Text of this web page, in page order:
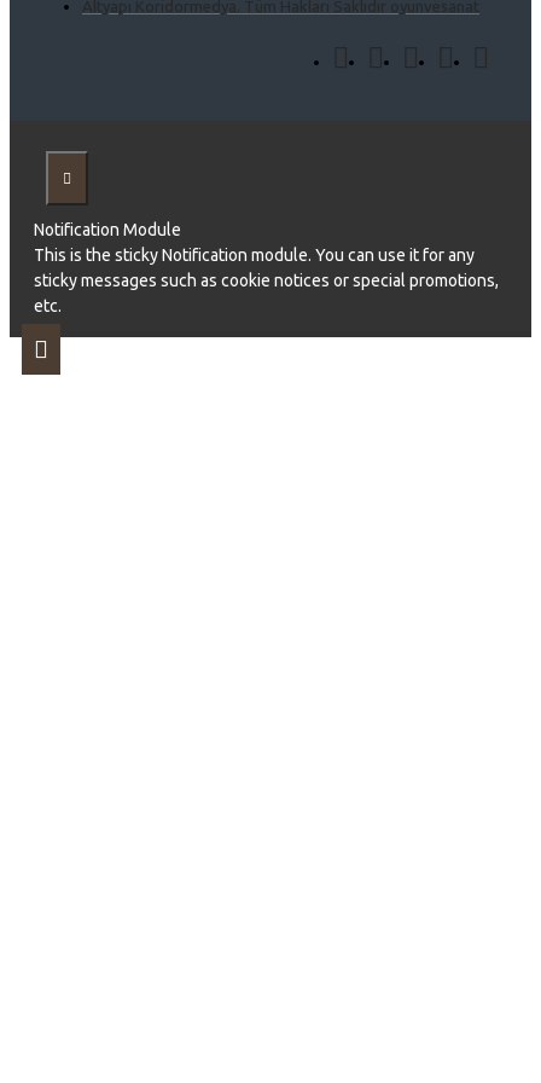
Altyapı Koridormedya. Tüm Hakları Saklıdır oyunvesanat
Notification Module
This is the sticky Notification module. You can use it for any
sticky messages such as cookie notices or special promotions,
etc.